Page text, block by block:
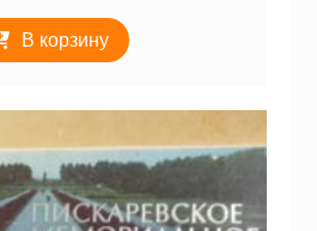
В корзину